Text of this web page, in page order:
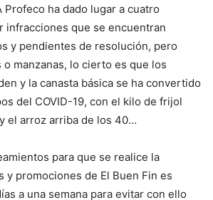
Profeco ha dado lugar a cuatro
infracciones que se encuentran
y pendientes de resolución, pero
manzanas, lo cierto es que los
y la canasta básica se ha convertido
del COVID-19, con el kilo de frijol
el arroz arriba de los 40…
para que se realice la
y promociones de El Buen Fin es
a una semana para evitar con ello